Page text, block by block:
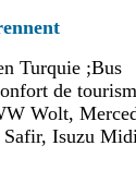
Turquie ;Bus
de
Wolt,
Isuzu